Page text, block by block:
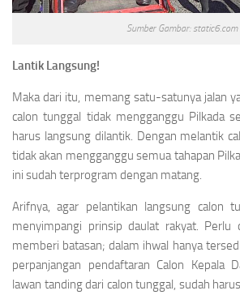
Sumber Gambar: static6.com
Lantik Langsung!
Maka dari itu, memang satu-satunya jalan
calon tunggal tidak mengganggu Pilkada
harus langsung dilantik. Dengan melantik
tidak akan mengganggu semua tahapan
ini sudah terprogram dengan matang.
Arifnya, agar pelantikan langsung calon
menyimpangi prinsip daulat rakyat. Perlu
memberi batasan; dalam ihwal hanya
perpanjangan pendaftaran Calon Kepala
lawan tanding dari calon tunggal, sudah